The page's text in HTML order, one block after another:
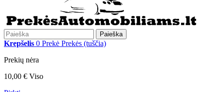
Paieška
Krepšelis 0 Prekė Prekės (tuščia)
Prekių nėra
10,00 € Viso